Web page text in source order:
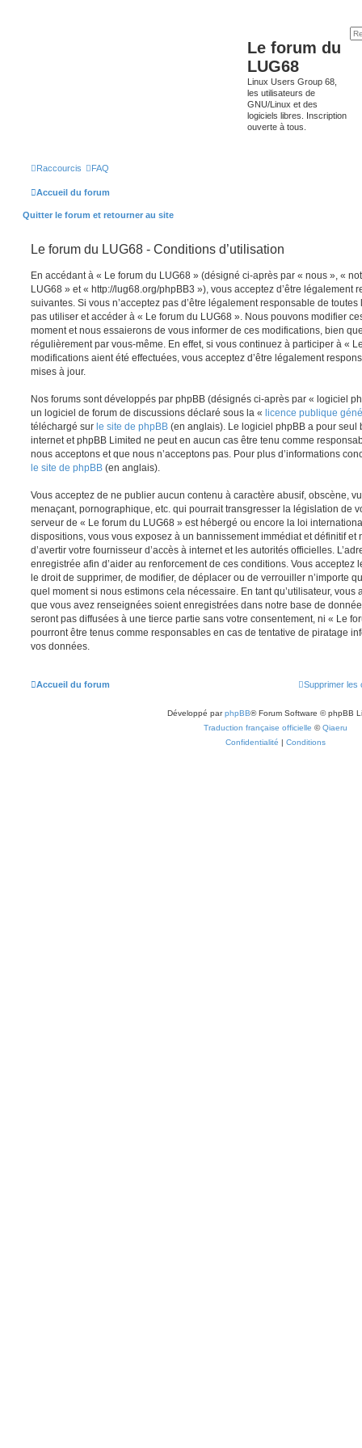
Le forum du
LUG68
Linux Users Group 68,
les utilisateurs de
GNU/Linux et des
logiciels libres. Inscription
ouverte à tous.
Raccourcis FAQ
Accueil du forum
Quitter le forum et retourner au site
Le forum du LUG68 - Conditions d’utilisation
En accédant à « Le forum du LUG68 » (désigné ci-après par « nous », «
LUG68 » et « http://lug68.org/phpBB3 »), vous acceptez d’être légalement
suivantes. Si vous n’acceptez pas d’être légalement responsable de
pas utiliser et accéder à « Le forum du LUG68 ». Nous pouvons modifier
moment et nous essaierons de vous informer de ces modifications, bien
régulièrement par vous-même. En effet, si vous continuez à participer à «
modifications aient été effectuées, vous acceptez d’être légalement
mises à jour.
Nos forums sont développés par phpBB (désignés ci-après par « logiciel
un logiciel de forum de discussions déclaré sous la « licence publique
téléchargé sur le site de phpBB (en anglais). Le logiciel phpBB a pour seul
internet et phpBB Limited ne peut en aucun cas être tenu comme
nous acceptons et que nous n’acceptons pas. Pour plus d’informations
le site de phpBB (en anglais).
Vous acceptez de ne publier aucun contenu à caractère abusif, obscène,
menaçant, pornographique, etc. qui pourrait transgresser la législation de
serveur de « Le forum du LUG68 » est hébergé ou encore la loi
dispositions, vous vous exposez à un bannissement immédiat et définitif et
d’avertir votre fournisseur d’accès à internet et les autorités officielles.
enregistrée afin d’aider au renforcement de ces conditions. Vous acceptez
le droit de supprimer, de modifier, de déplacer ou de verrouiller n’importe
quel moment si nous estimons cela nécessaire. En tant qu’utilisateur,
que vous avez renseignées soient enregistrées dans notre base de
seront pas diffusées à une tierce partie sans votre consentement, ni « Le
pourront être tenus comme responsables en cas de tentative de piratage
vos données.
Accueil du forum Supprimer les
Développé parphpBB® Forum Software © phpBB
Traduction française officielle ©Qiaeru
Confidentialité | Conditions